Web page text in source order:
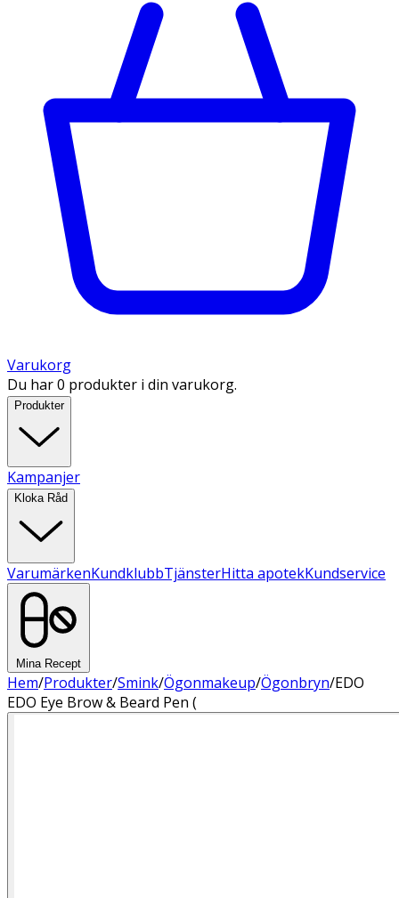
Varukorg
Du har 0 produkter i din varukorg.
Produkter
Kampanjer
Kloka Råd
VarumärkenKundklubbTjänsterHitta apotekKundservice
Mina Recept
Hem/Produkter/Smink/Ögonmakeup/Ögonbryn/EDO
EDO Eye Brow & Beard Pen (